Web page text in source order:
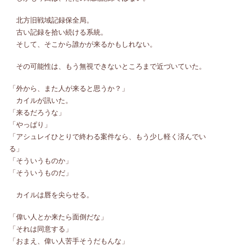
北方旧戦域記録保全局。
古い記録を拾い続ける系統。
そして、そこから誰かが来るかもしれない。
その可能性は、もう無視できないところまで近づいていた。
「外から、また人が来ると思うか？」
カイルが訊いた。
「来るだろうな」
「やっぱり」
「アシュレイひとりで終わる案件なら、もう少し軽く済んでい
る」
「そういうものか」
「そういうものだ」
カイルは唇を尖らせる。
「偉い人とか来たら面倒だな」
「それは同意する」
「おまえ、偉い人苦手そうだもんな」